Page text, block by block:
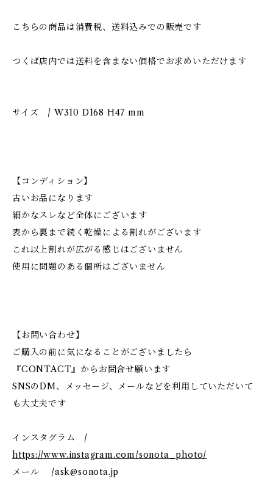
こちらの商品は消費税、送料込みでの販売です
つくば店内では送料を含まない価格でお求めいただけます
サイズ / W310 D168 H47 mm
【コンディション】
古いお品になります
細かなスレなど全体にございます
表から裏まで続く乾燥による割れがございます
これ以上割れが広がる感じはございません
使用に問題のある個所はございません
【お問い合わせ】
ご購入の前に気になることがございましたら
『CONTACT』からお問合せ願います
SNSのDM、メッセージ、メールなどを利用していただいて
も大丈夫です
インスタグラム /
https://www.instagram.com/sonota_photo/
メール /ask@sonota.jp